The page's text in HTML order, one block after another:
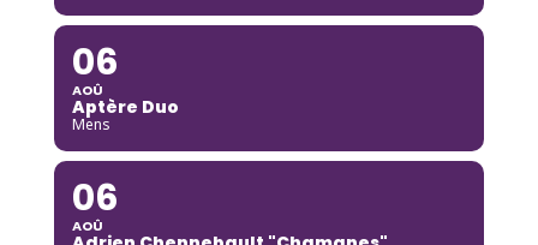
06
AOÛ
Aptère Duo
Mens
06
AOÛ